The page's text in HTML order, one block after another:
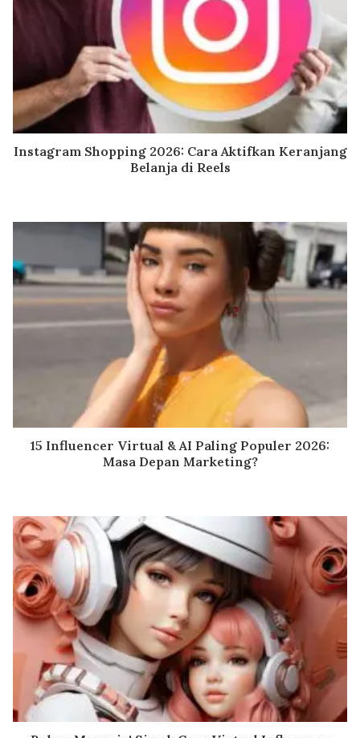
Instagram Shopping 2026: Cara Aktifkan Keranjang
Belanja di Reels
15 Influencer Virtual & AI Paling Populer 2026:
Masa Depan Marketing?